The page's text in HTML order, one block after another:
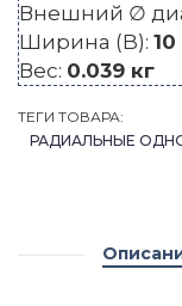
Внешний ∅
Ширина (B):
Вес: 0.039 кг
ТЕГИ ТОВАРА:
РАДИАЛЬНЫЕ